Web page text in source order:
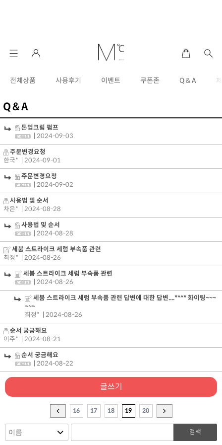
전체상품 사용후기 이벤트 쿠폰존 Q & A
Q & A
톤업크림 펌프
2024-09-03
주문변경요청
한국*
| 2024-09-01
주문변경요청
2024-09-02
사용법 및 순서
차은*
| 2024-08-28
사용법 및 순서
2024-08-28
세붐 스트라이크 세럼 부속품 관련
최정*
| 2024-08-26
세붐 스트라이크 세럼 부속품 관련
2024-08-26
세붐 스트라이크 세럼 부속품 관련 답변에 대한 답변....*^^* 화이팅~~~
~~~
최정*
2024-08-26
순서 궁금해요
이주*
| 2024-08-21
순서 궁금해요
2024-08-22
글쓰기
16 17 18 19 20
검색